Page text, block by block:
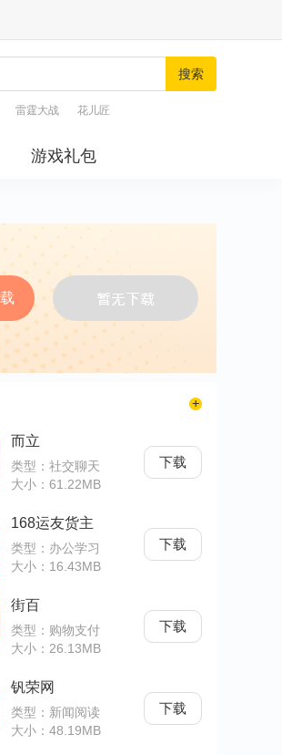
搜索
雷霆大战 花儿匠
游戏礼包
而立
类型：社交聊天
大小：61.22MB
下载
168运友货主
类型：办公学习
大小：16.43MB
下载
街百
类型：购物支付
大小：26.13MB
下载
钒荣网
类型：新闻阅读
大小：48.19MB
下载